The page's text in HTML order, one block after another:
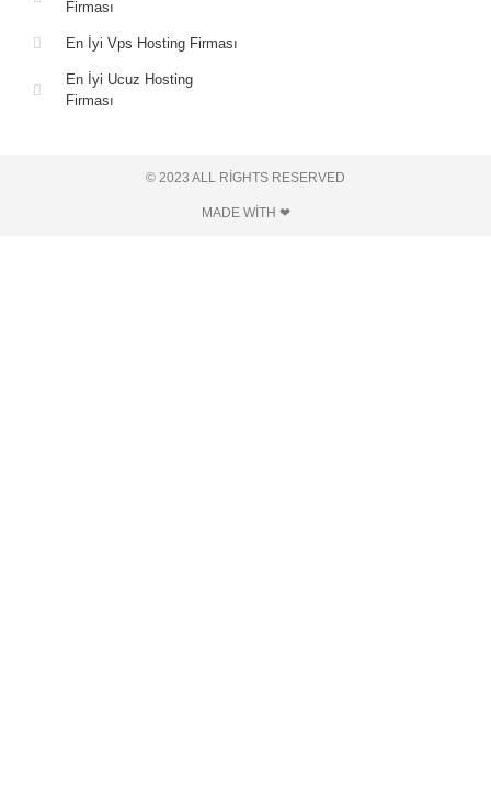
Firması
En İyi Vps Hosting Firması
En İyi Ucuz Hosting
Firması
© 2023 ALL RIGHTS RESERVED​
MADE WITH ❤